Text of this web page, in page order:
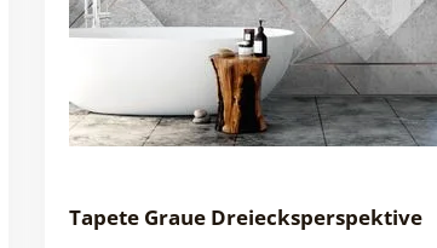
Tapete Graue Dreiecksperspektive